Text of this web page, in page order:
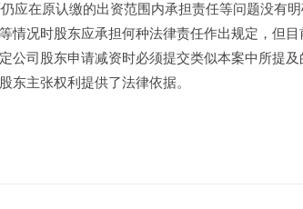
在原认缴的出资范围内承担责任等问题没有明
情况时股东应承担何种法律责任作出规定，但
公司股东申请减资时必须提交类似本案中所提
东主张权利提供了法律依据。